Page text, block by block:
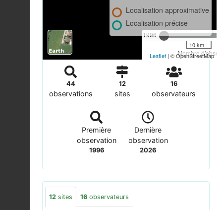
1996
Nombre
Localisation approximative
Localisation précise
10 km
Leaflet | © OpenStreetMap
44
observations
12
sites
16
observateurs
Première
observation
1996
Dernière
observation
2026
12 sites 16 observateurs